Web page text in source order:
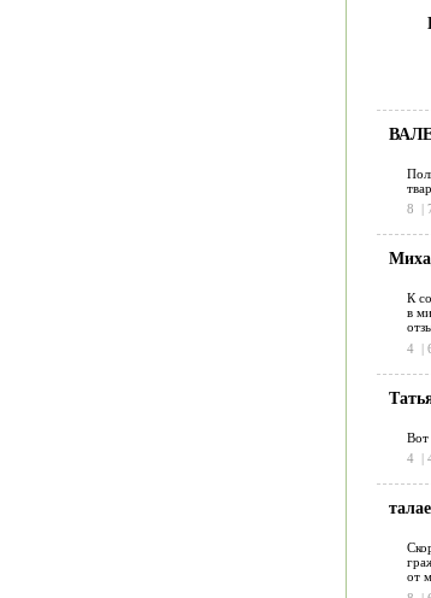
8
|
К
в
4 |
Вот
4 |
от